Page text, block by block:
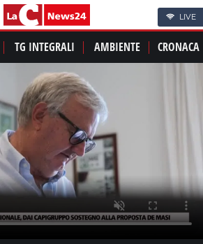
LIVE
TG INTEGRALI AMBIENTE CRONACA